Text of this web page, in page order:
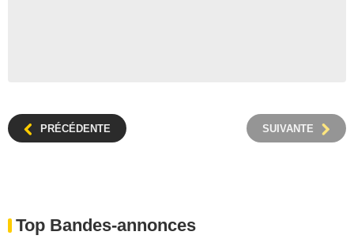
PRÉCÉDENTE SUIVANTE
Top Bandes-annonces